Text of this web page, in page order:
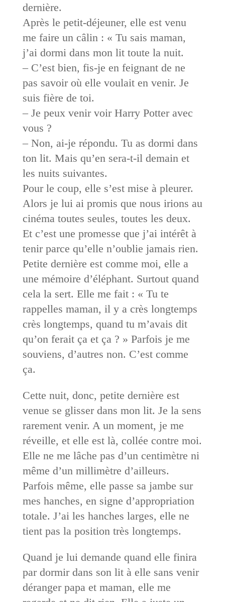
dernière.
Après le petit-déjeuner, elle est venu
me faire un câlin : « Tu sais maman,
j’ai dormi dans mon lit toute la nuit.
– C’est bien, fis-je en feignant de ne
pas savoir où elle voulait en venir. Je
suis fière de toi.
– Je peux venir voir Harry Potter avec
vous ?
– Non, ai-je répondu. Tu as dormi dans
ton lit. Mais qu’en sera-t-il demain et
les nuits suivantes.
Pour le coup, elle s’est mise à pleurer.
Alors je lui ai promis que nous irions au
cinéma toutes seules, toutes les deux.
Et c’est une promesse que j’ai intérêt à
tenir parce qu’elle n’oublie jamais rien.
Petite dernière est comme moi, elle a
une mémoire d’éléphant. Surtout quand
cela la sert. Elle me fait : « Tu te
rappelles maman, il y a crès longtemps
crès longtemps, quand tu m’avais dit
qu’on ferait ça et ça ? » Parfois je me
souviens, d’autres non. C’est comme
ça.
Cette nuit, donc, petite dernière est
venue se glisser dans mon lit. Je la sens
rarement venir. A un moment, je me
réveille, et elle est là, collée contre moi.
Elle ne me lâche pas d’un centimètre ni
même d’un millimètre d’ailleurs.
Parfois même, elle passe sa jambe sur
mes hanches, en signe d’appropriation
totale. J’ai les hanches larges, elle ne
tient pas la position très longtemps.
Quand je lui demande quand elle finira
par dormir dans son lit à elle sans venir
déranger papa et maman, elle me